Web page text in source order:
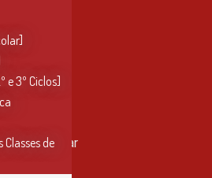
4, 1º andar
e 3º Ciclos]
de